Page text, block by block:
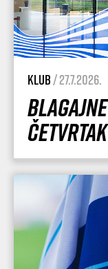
Klub/ 27.7.2026.